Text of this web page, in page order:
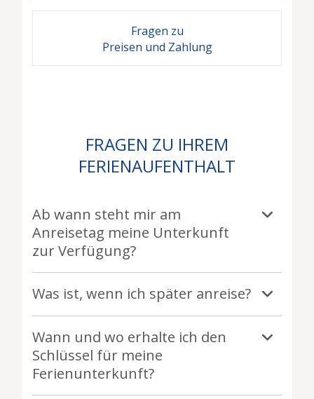
Fragen zu
Preisen und Zahlung
FRAGEN ZU IHREM
FERIENAUFENTHALT
Ab wann steht mir am
Anreisetag meine Unterkunft
zur Verfügung?
Was ist, wenn ich später anreise?
Wann und wo erhalte ich den
Schlüssel für meine
Ferienunterkunft?